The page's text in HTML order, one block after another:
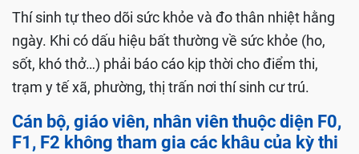
Thí sinh tự theo dõi sức khỏe và đo thân nhiệt hằng
ngày. Khi có dấu hiệu bất thường về sức khỏe (ho,
sốt, khó thở…) phải báo cáo kịp thời cho điểm thi,
trạm y tế xã, phường, thị trấn nơi thí sinh cư trú.
Cán bộ, giáo viên, nhân viên thuộc diện F0,
F1, F2 không tham gia các khâu của kỳ thi